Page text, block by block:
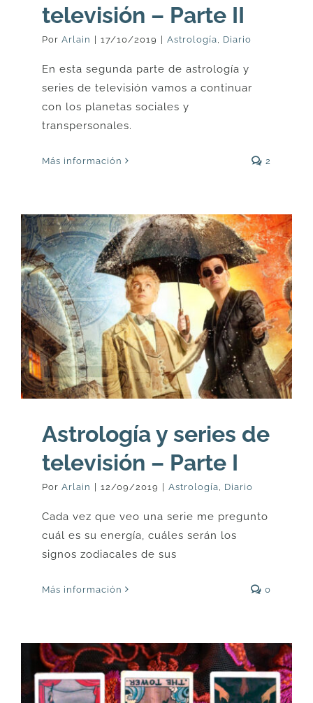
televisión – Parte II
Por Arlain 17/10/2019 Astrología Diario
En esta segunda parte de astrología y
series de televisión vamos a continuar
con los planetas sociales y
transpersonales.
Más información 2
Astrología y series de
televisión – Parte I
Por Arlain 12/09/2019 Astrología Diario
Cada vez que veo una serie me pregunto
cuál es su energía, cuáles serán los
signos zodiacales de sus
Más información 0